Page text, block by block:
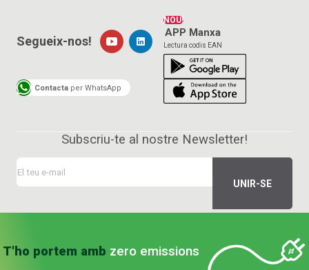
NOU!
APP Manxa
Lectura codis EAN
Segueix-nos!
Contacta per WhatsApp
Subscriu-te al nostre Newsletter!
T'ho portem amb zero emissions